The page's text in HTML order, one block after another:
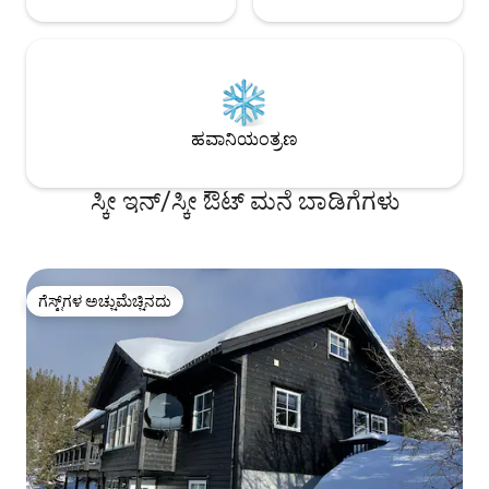
ಹವಾನಿಯಂತ್ರಣ
ಸ್ಕೀ ಇನ್/ಸ್ಕೀ ಔಟ್ ಮನೆ ಬಾಡಿಗೆಗಳು
ಗೆಸ್ಟ್‌ಗಳ ಅಚ್ಚುಮೆಚ್ಚಿನದು
ಗೆಸ್ಟ್‌ಗಳ ಅಚ್ಚುಮೆಚ್ಚಿನದು